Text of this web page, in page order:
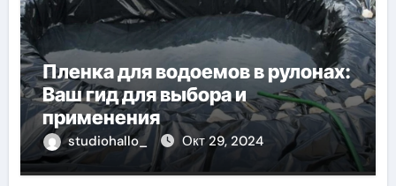
Пленка для водоемов в рулонах:
Ваш гид для выбора и
применения
studiohallo_ Окт 29, 2024